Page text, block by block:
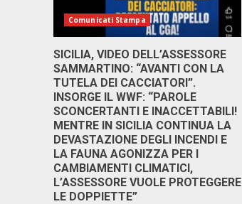
Comunicati Stampa
SICILIA, VIDEO DELL’ASSESSORE
SAMMARTINO: “AVANTI CON LA
TUTELA DEI CACCIATORI”.
INSORGE IL WWF: “PAROLE
SCONCERTANTI E INACCETTABILI!
MENTRE IN SICILIA CONTINUA LA
DEVASTAZIONE DEGLI INCENDI E
LA FAUNA AGONIZZA PER I
CAMBIAMENTI CLIMATICI,
L’ASSESSORE VUOLE PROTEGGERE
LE DOPPIETTE”